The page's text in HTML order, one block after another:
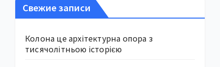
Свежие записи
Колона це архітектурна опора з
тисячолітньою історією